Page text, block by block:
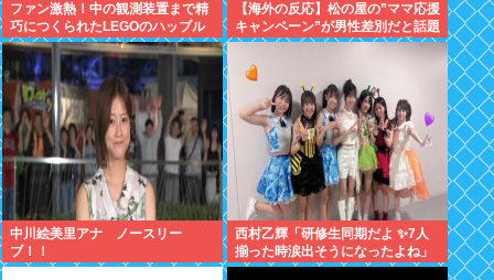
ファン激熱！中の観測装置まで精
巧につくられたLEGOのハッブル
宇宙望遠鏡が販売中
【海外の反応】松の屋の”ママ応援
キャンペーン”が男性差別だと話題
になっているらしい → 「普通
に”家族割”にしたらよかったのに
な」「こんなのにイライラできる
って幸せな人生を送ってるよな」
中川絵美里アナ ノースリー
ブ！！
西村乙輝「研修生同期だよ ✨7人
揃った時涙出そうになったよね」